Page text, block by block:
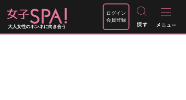
大人女性のホンネに向き合う
ログイン
会員登録